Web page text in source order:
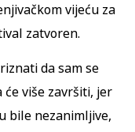
vijeću za
zatvoren.
da sam se
više završiti, jer
bile nezanimljive,